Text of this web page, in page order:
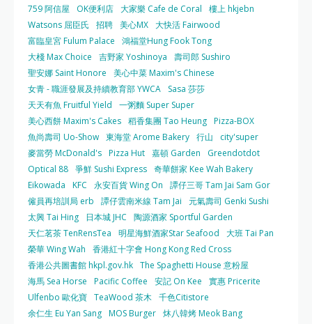
759 阿信屋
OK便利店 大家樂 Cafe de Coral
樓上 hkjebn
Watsons 屈臣氏
招聘 美心MX 大快活 Fairwood
富臨皇宮 Fulum Palace
鴻福堂Hung Fook Tong
大棧 Max Choice
吉野家 Yoshinoya
壽司郎 Sushiro
聖安娜 Saint Honore
美心中菜 Maxim's Chinese
女青 - 職涯發展及持續教育部 YWCA
Sasa 莎莎
天天有魚 Fruitful Yield
一粥麵 Super Super
美心西餅 Maxim's Cakes 稻香集團 Tao Heung Pizza-BOX
魚尚壽司 Uo-Show 東海堂 Arome Bakery 行山
city'super
麥當勞 McDonald's Pizza Hut 嘉頓 Garden
Greendotdot
Optical 88 爭鮮 Sushi Express 奇華餅家 Kee Wah Bakery
Eikowada
KFC 永安百貨 Wing On
譚仔三哥 Tam Jai Sam Gor
僱員再培訓局 erb
譚仔雲南米線 Tam Jai
元氣壽司 Genki Sushi
太興 Tai Hing
日本城 JHC
陶源酒家 Sportful Garden
天仁茗茶 TenRensTea
明星海鮮酒家Star Seafood
大班 Tai Pan
榮華 Wing Wah
香港紅十字會 Hong Kong Red Cross
香港公共圖書館 hkpl.gov.hk The Spaghetti House 意粉屋
海馬 Sea Horse
Pacific Coffee 安記 On Kee
實惠 Pricerite
Ulfenbo 歐化寶 TeaWood 茶木 千色Citistore
余仁生 Eu Yan Sang MOS Burger 炑八韓烤 Meok Bang